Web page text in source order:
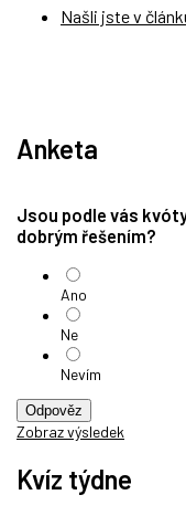
Našli jste v
Anketa
Jsou podle vás
dobrým řešením?
Ano
Ne
Nevím
Odpověz
Zobraz výsledek
Kvíz týdne